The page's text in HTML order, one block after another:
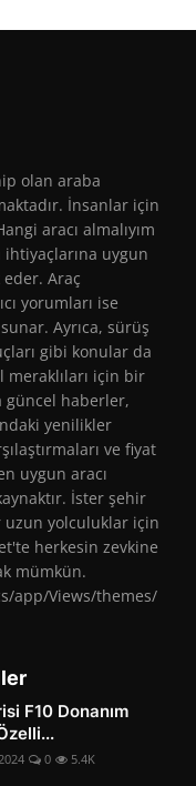
olan araba
İnsanlar için
aracı almalıyım
uygun
Araç
yorumları ise
Ayrıca, sürüş
gibi konular da
meraklıları için bir
güncel haberler,
yenilikler
ve fiyat
uygun aracı
İster şehir
uzun yolculuklar için
herkesin zevkine
mümkün.
app/Views/themes/
F10 Donanım
0 5.4K